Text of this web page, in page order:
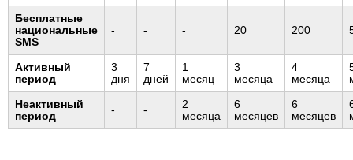
Бесплатные
национальные
SMS
- - - 20 200
Активный
период
3
дня
7
дней
1
месяц
3
месяца
4
месяца
Неактивный
период
- -
2
месяца
6
месяцев
6
месяцев